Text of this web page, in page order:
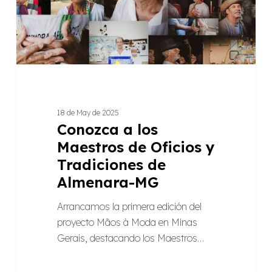
y
Tradiciones
de
Almenara-
18 de May de 2025
Conozca a los
Maestros de Oficios y
Tradiciones de
Almenara-MG
Arrancamos la primera edición del
proyecto Mãos à Moda en Minas
Gerais, destacando los Maestros…